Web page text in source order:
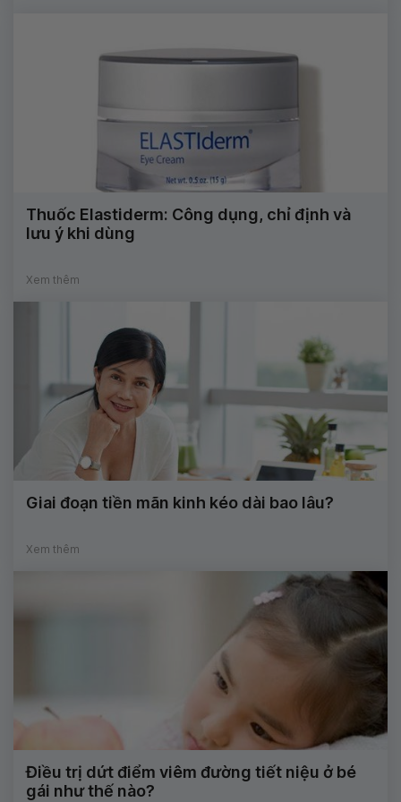
Thuốc Elastiderm: Công dụng, chỉ định và
lưu ý khi dùng
Xem thêm
Giai đoạn tiền mãn kinh kéo dài bao lâu?
Xem thêm
Điều trị dứt điểm viêm đường tiết niệu ở bé
gái như thế nào?